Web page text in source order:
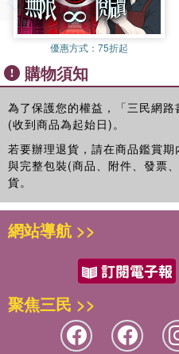
優惠方式： 75折起
購物須知
為了保護您的權益，「三民網路
(收到商品為起始日)。
若要辦理退貨，請在商品鑑賞
與完整包裝(商品、附件、發票
貨。
網站導航 >>
聚焦三民 >>